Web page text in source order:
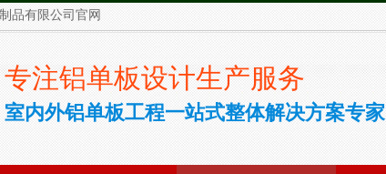
品有限公司官网
专注铝单板设计生产服务
室内外铝单板工程一站式整体解决方案专家